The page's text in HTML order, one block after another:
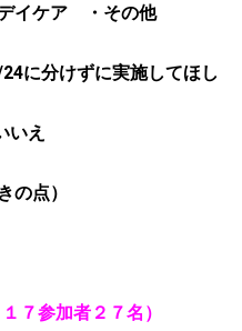
イケア ・その他
に分けずに実施してほし
え
の点）
７参加者２７名）